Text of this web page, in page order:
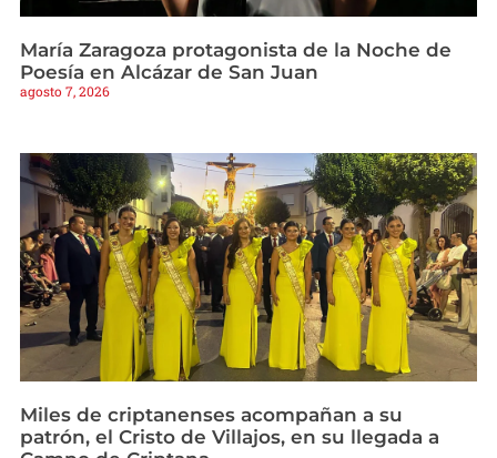
María Zaragoza protagonista de la Noche de
Poesía en Alcázar de San Juan
agosto 7, 2026
Miles de criptanenses acompañan a su
patrón, el Cristo de Villajos, en su llegada a